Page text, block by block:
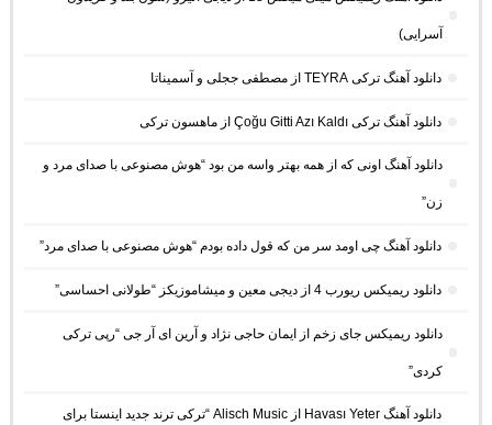
آسرایی)
دانلود آهنگ ترکی TEYRA از مصطفی ججلی و آسمیناتا
دانلود آهنگ ترکی Çoğu Gitti Azı Kaldı از ماهسون ترکی
دانلود آهنگ اونی که از همه بهتر واسه من بود “هوش مصنوعی با صدای مرد و
زن”
دانلود آهنگ چی اومد سر من که قول داده بودم “هوش مصنوعی با صدای مرد”
دانلود ریمیکس ریورب 4 از دیجی معین و میشاموزیکز “طولانی احساسی”
دانلود ریمیکس جای زخم از ایمان حاجی نژاد و آرین ای آر جی “رپی ترکی
کردی”
دانلود آهنگ Havası Yeter از Alisch Music “ترکی ترند جدید اینستا برای